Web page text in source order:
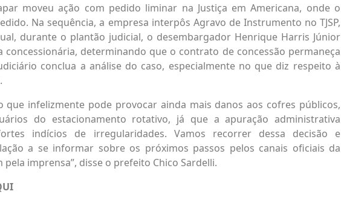
moveu ação com pedido liminar na Justiça em Americana, onde o
Na sequência, a empresa interpôs Agravo de Instrumento no TJSP,
durante o plantão judicial, o desembargador Henrique Harris Júnior
concessionária, determinando que o contrato de concessão permaneça
conclua a análise do caso, especialmente no que diz respeito à
que infelizmente pode provocar ainda mais danos aos cofres públicos,
do estacionamento rotativo, já que a apuração administrativa
indícios de irregularidades. Vamos recorrer dessa decisão e
a se informar sobre os próximos passos pelos canais oficiais da
imprensa”, disse o prefeito Chico Sardelli.